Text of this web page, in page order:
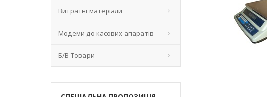
Витратні матеріали
Модеми до касових апаратів
Б/В Товари